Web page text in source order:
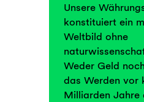
Unsere
konstituiert ein
Weltbild ohne
Weder Geld
das Werden vor
Milliarden Jahre